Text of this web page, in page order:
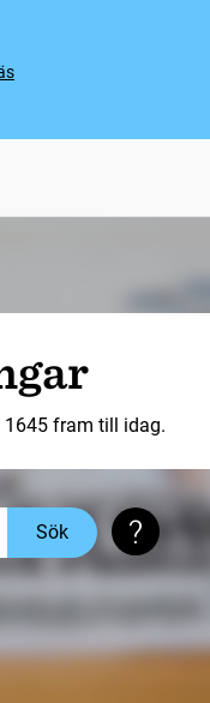
fram till idag.
Sök Söktips